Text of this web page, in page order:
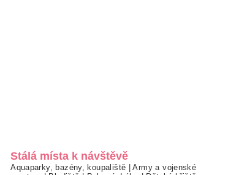
Stálá místa k návštěvě
Aquaparky, bazény, koupaliště |Army a vojenské